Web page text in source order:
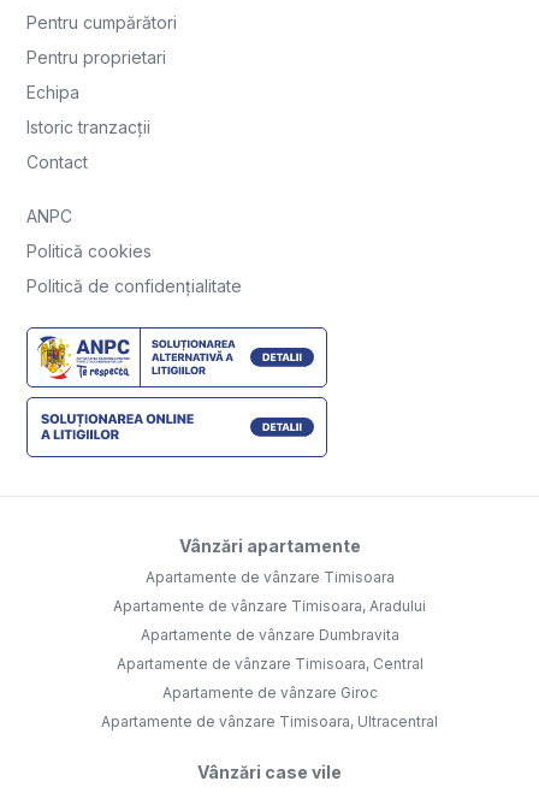
Pentru cumpărători
Pentru proprietari
Echipa
Istoric tranzacții
Contact
ANPC
Politică cookies
Politică de confidențialitate
Vânzări apartamente
Apartamente de vânzare Timisoara
Apartamente de vânzare Timisoara, Aradului
Apartamente de vânzare Dumbravita
Apartamente de vânzare Timisoara, Central
Apartamente de vânzare Giroc
Apartamente de vânzare Timisoara, Ultracentral
Vânzări case vile